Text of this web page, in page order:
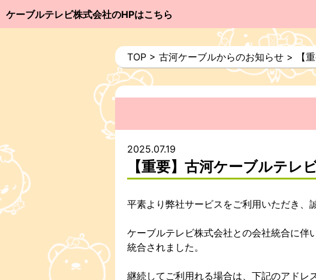
ケーブルテレビ株式会社のHPはこちら
TOP > 古河ケーブルからのお知らせ > 【
2025.07.19
【重要】古河ケーブルテ
平素より弊社サービスをご利用いただき、
ケーブルテレビ株式会社との会社統合に伴
統合されました。
継続してご利用れる場合は、下記のアドレ